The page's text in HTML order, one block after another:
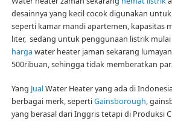
desainnya yang kecil cocok digunakan
seperti kamar mandi apartemen, kapasitas
liter, sedang untuk penggunaan listrik
harga water heater jaman sekarang
500ribuan, sehingga tidak memberatkan
Yang JualWater Heater yang ada di
berbagai merk, sepertiGainsborough,
yang berasal dari Inggris tetapi di Produksi